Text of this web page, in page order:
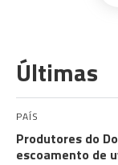
Últimas
PAÍS
Produtores do
escoamento de